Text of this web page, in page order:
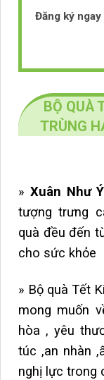
Đăng ký
BỘ QUÀ
TRÙNG
» Xuân Như Ý
tượng trưng
quà đều đến
cho sức khỏe
» Bộ quà Tết
mong muốn
hòa , yêu
túc ,an nhàn
nghị lực trong